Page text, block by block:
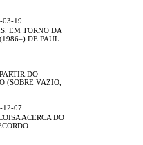
03-19
EM TORNO DA
(1986–) DE PAUL
DO
(SOBRE VAZIO,
12-07
ACERCA DO